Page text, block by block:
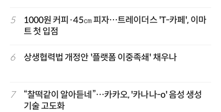
5
1000원 커피·45㎝ 피자…트레이더스 'T-카페', 이마
트 첫 입점
6 상생협력법 개정안 '플랫폼 이중족쇄' 채우나
7
“찰떡같이 알아듣네”…카카오, '카나나-o' 음성 생성
기술 고도화